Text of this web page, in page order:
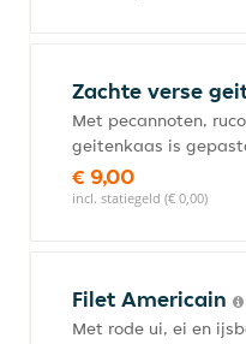
Zachte verse
Met pecannoten,
geitenkaas is
€ 9,00
incl. statiegeld (€ 0,00)
Filet Americain
Met rode ui, ei en